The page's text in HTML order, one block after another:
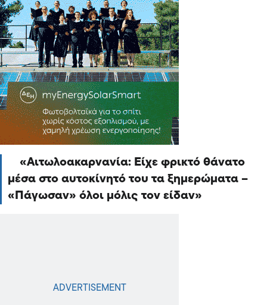
Αιτωλοακαρνανία: Είχε φρικτό θάνατο
μέσα στο αυτοκίνητό του τα ξημερώματα –
«Πάγωσαν» όλοι μόλις τον είδαν